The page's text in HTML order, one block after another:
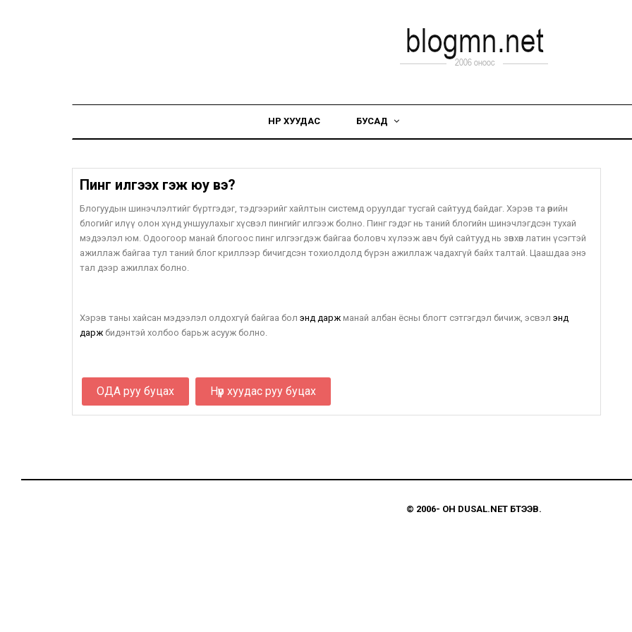
НҮҮР ХУУДАС БУСАД
Пинг илгээх гэж юу вэ?
Блогуудын шинэчлэлтийг бүртгэдэг, тэдгээрийг хайлтын системд оруулдаг тусгай сайтууд байдаг. Хэрэв та өөрийн
блогийг илүү олон хүнд уншуулахыг хүсвэл пингийг илгээж болно. Пинг гэдэг нь таний блогийн шинэчлэгдсэн тухай
мэдээлэл юм. Одоогоор манай блогоос пинг илгээгдэж байгаа боловч хүлээж авч буй сайтууд нь зөвхөн латин үсэгтэй
ажиллаж байгаа тул таний блог криллээр бичигдсэн тохиолдолд бүрэн ажиллаж чадахгүй байх талтай. Цаашдаа энэ
тал дээр ажиллах болно.
Хэрэв таны хайсан мэдээлэл олдохгүй байгаа бол энд дарж манай албан ёсны блогт сэтгэгдэл бичиж, эсвэл энд
дарж бидэнтэй холбоо барьж асууж болно.
ОДА руу буцах Нүүр хуудас руу буцах
© 2006- ОН DUSAL.NET БҮТЭЭВ.